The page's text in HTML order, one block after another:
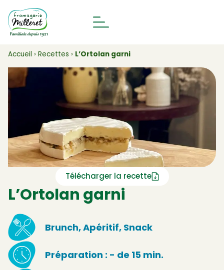
Accueil › Recettes › L’Ortolan garni
Télécharger la recette
L’Ortolan garni
Brunch, Apéritif, Snack
Préparation : - de 15 min.